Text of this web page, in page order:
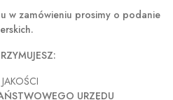
w zamówieniu prosimy o podanie
URZĘDU